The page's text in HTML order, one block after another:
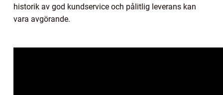
historik av god kundservice och pålitlig leverans kan
vara avgörande.